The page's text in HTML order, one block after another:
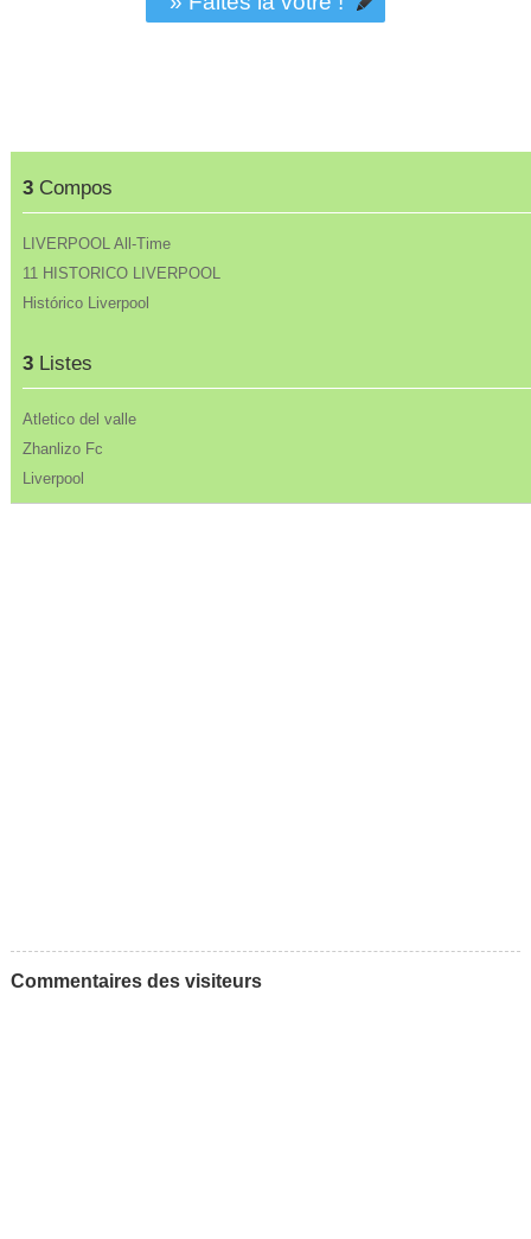
3Compos
LIVERPOOL All-Time
11 HISTORICO LIVERPOOL
Histórico Liverpool
3Listes
Atletico del valle
Zhanlizo Fc
Liverpool
Commentaires des visiteurs